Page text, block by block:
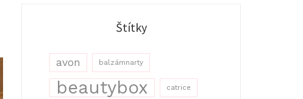
Štítky
avon balzámnarty
beautybox catrice